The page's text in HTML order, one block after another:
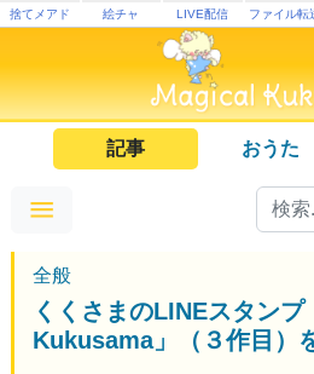
捨てメアド 絵チャ LIVE配信 ファイル転
記事 おうた
全般
くくさまのLINEスタン
Kukusama」（３作目）